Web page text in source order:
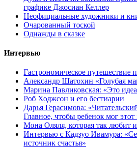
графике Джосиан Келлер
Неофициальные художники и
Очарованный тоской
Однажды в сказке
Интервью
Гастрономическое путешествие
Александр Шатохин «Голубая
Марина Павликовская: «Это
Роб Ходжсон и его бестиарии
Дарья Герасимова:
Главное, чтобы ребенок мог
Мона Оляля, которая так любит
Интервью с Кадзуо Ивамура:
источник счастья»